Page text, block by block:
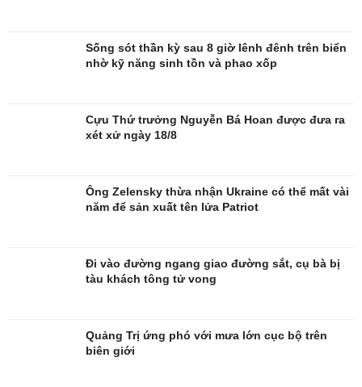
Săn Tour
check-in
Sống sót thần kỳ sau 8 giờ lênh đênh trên biển
nhờ kỹ năng sinh tồn và phao xốp
Cựu Thứ trưởng Nguyễn Bá Hoan được đưa ra
xét xử ngày 18/8
Ông Zelensky thừa nhận Ukraine có thể mất vài
năm để sản xuất tên lửa Patriot
Đi vào đường ngang giao đường sắt, cụ bà bị
tàu khách tông tử vong
Quảng Trị ứng phó với mưa lớn cục bộ trên
biên giới